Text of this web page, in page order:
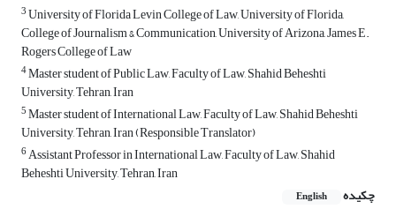
3University of Florida Levin College of Law, University of Florida,
College of Journalism & Communication, University of Arizona, James E.
Rogers College of Law
4Master student of Public Law, Faculty of Law, Shahid Beheshti
University, Tehran, Iran
5Master student of International Law, Faculty of Law, Shahid Beheshti
University, Tehran, Iran (Responsible Translator)
6Assistant Professor in International Law, Faculty of Law, Shahid
Beheshti University, Tehran, Iran
چکیده
English